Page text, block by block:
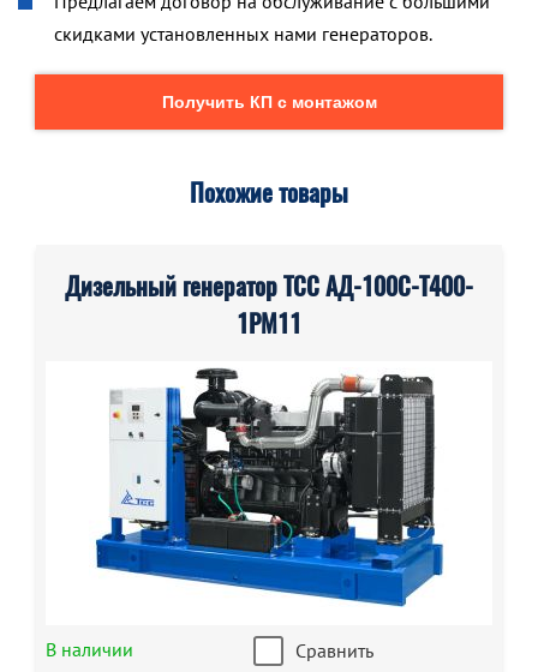
скидками установленных нами генераторов.
Получить КП с монтажом
Похожие товары
Дизельный генератор ТСС АД-100С-Т400-
1РМ11
В наличии
Сравнить